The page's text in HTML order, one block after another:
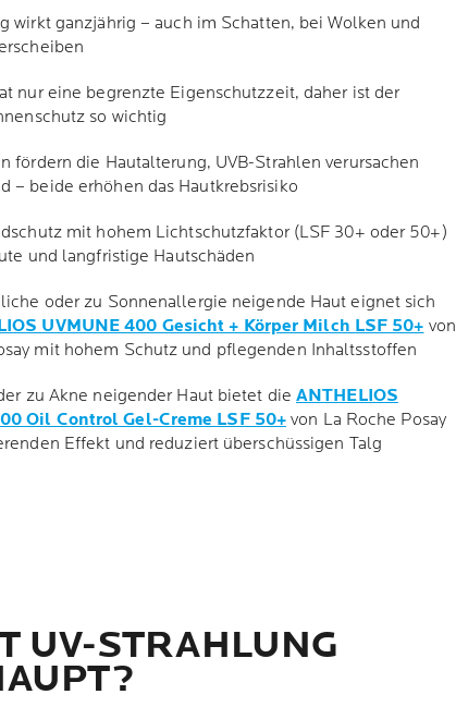
wirkt ganzjährig – auch im Schatten, bei Wolken und
nur eine begrenzte Eigenschutzzeit, daher ist der
so wichtig
fördern die Hautalterung, UVB-Strahlen verursachen
– beide erhöhen das Hautkrebsrisiko
mit hohem Lichtschutzfaktor (LSF 30+ oder 50+)
und langfristige Hautschäden
oder zu Sonnenallergie neigende Haut eignet sich
UVMUNE 400 Gesicht + Körper Milch LSF 50+ von
mit hohem Schutz und pflegenden Inhaltsstoffen
zu Akne neigender Haut bietet die ANTHELIOS
Oil Control Gel-Creme LSF 50+ von La Roche Posay
Effekt und reduziert überschüssigen Talg
UV-STRAHLUNG